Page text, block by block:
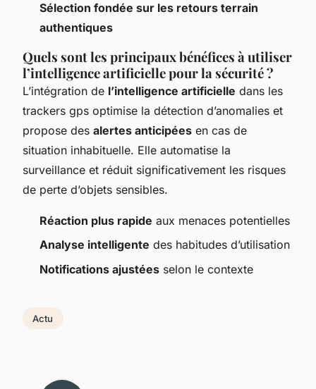
Sélection fondée sur les retours terrain
authentiques
Quels sont les principaux bénéfices à utiliser
l’intelligence artificielle pour la sécurité ?
L’intégration de l’intelligence artificielle dans les
trackers gps optimise la détection d’anomalies et
propose des alertes anticipées en cas de
situation inhabituelle. Elle automatise la
surveillance et réduit significativement les risques
de perte d’objets sensibles.
Réaction plus rapide aux menaces potentielles
Analyse intelligente des habitudes d’utilisation
Notifications ajustées selon le contexte
Actu